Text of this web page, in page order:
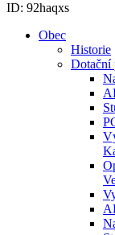
ID: 92haqxs
Obec
Historie
Dotační